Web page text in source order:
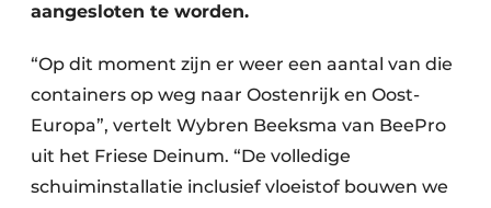
Shredders
Transportbanden
Zeven & Brekers
aangesloten te worden.
“Op dit moment zijn er weer een aantal van die
containers op weg naar Oostenrijk en Oost-
Europa”, vertelt Wybren Beeksma van BeePro
uit het Friese Deinum. “De volledige
schuiminstallatie inclusief vloeistof bouwen we